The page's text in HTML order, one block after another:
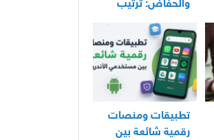
والحفاض: ترتيب
عملي لأساسيات
العناية اليومية
بالرضيع
تطبيقات ومنصات
رقمية شائعة بين